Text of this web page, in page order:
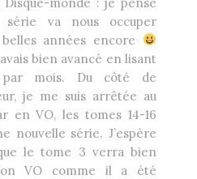
va nous occuper
années encore
bien avancé en lisant
mois. Du côté de
je me suis arrêtée au
en VO, les tomes 14-16
nouvelle série. J’espère
le tome 3 verra bien
VO comme il a été